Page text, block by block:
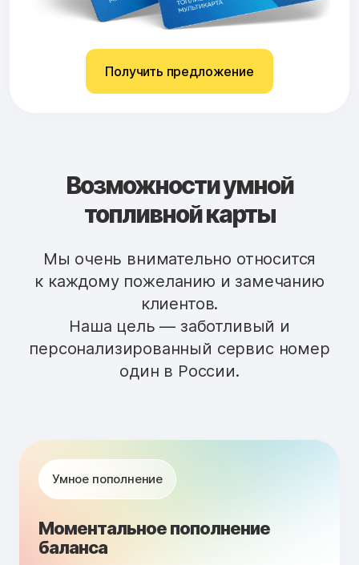
Получить предложение
Возможности умной
топливной карты
Мы очень внимательно относится
к каждому пожеланию и замечанию
клиентов.
Наша цель — заботливый и
персонализированный сервис номер
один в России.
Умное пополнение
Моментальное пополнение
баланса